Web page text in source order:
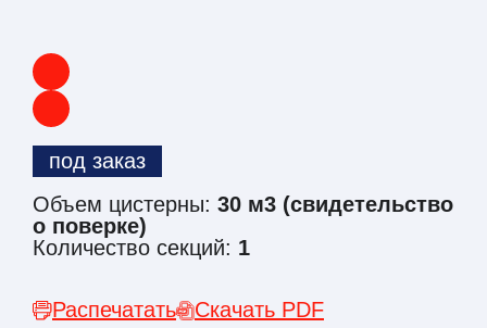
под заказ
Объем цистерны: 30 м3 (свидетельство
о поверке)
Количество секций: 1
Распечатать Скачать PDF